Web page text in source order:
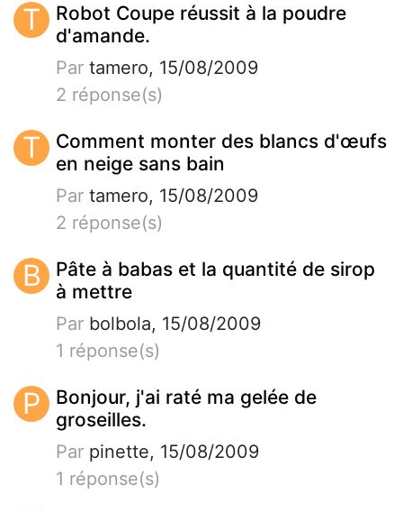
T
Robot Coupe réussit à la poudre
d'amande.
Par tamero, 15/08/2009
2 réponse(s)
T
Comment monter des blancs d'œufs
en neige sans bain
Par tamero, 15/08/2009
2 réponse(s)
B
Pâte à babas et la quantité de sirop
à mettre
Par bolbola, 15/08/2009
1 réponse(s)
P
Bonjour, j'ai raté ma gelée de
groseilles.
Par pinette, 15/08/2009
1 réponse(s)